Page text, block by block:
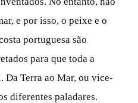
e por isso, o peixe e o
portuguesa são
para que toda a
Da Terra ao Mar, ou vice-
diferentes paladares.